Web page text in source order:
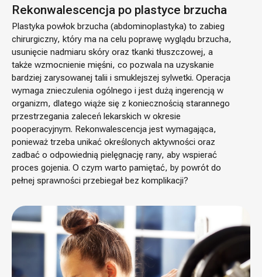
Rekonwalescencja po plastyce brzucha
Plastyka powłok brzucha (abdominoplastyka) to zabieg
chirurgiczny, który ma na celu poprawę wyglądu brzucha,
usunięcie nadmiaru skóry oraz tkanki tłuszczowej, a
także wzmocnienie mięśni, co pozwala na uzyskanie
bardziej zarysowanej talii i smuklejszej sylwetki. Operacja
wymaga znieczulenia ogólnego i jest dużą ingerencją w
organizm, dlatego wiąże się z koniecznością starannego
przestrzegania zaleceń lekarskich w okresie
pooperacyjnym. Rekonwalescencja jest wymagająca,
ponieważ trzeba unikać określonych aktywności oraz
zadbać o odpowiednią pielęgnację rany, aby wspierać
proces gojenia. O czym warto pamiętać, by powrót do
pełnej sprawności przebiegał bez komplikacji?